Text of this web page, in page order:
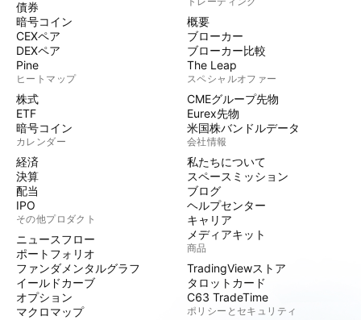
債券
暗号コイン
CEXペア
DEXペア
Pine
ヒートマップ
株式
ETF
暗号コイン
カレンダー
経済
決算
配当
IPO
その他プロダクト
ニュースフロー
ポートフォリオ
ファンダメンタルグラフ
イールドカーブ
オプション
マクロマップ
概要
ブローカー
ブローカー比較
The Leap
スペシャルオファー
CMEグループ先物
Eurex先物
米国株バンドルデータ
会社情報
私たちについて
スペースミッション
ブログ
ヘルプセンター
キャリア
メディアキット
商品
TradingViewストア
タロットカード
C63 TradeTime
ポリシーとセキュリティ